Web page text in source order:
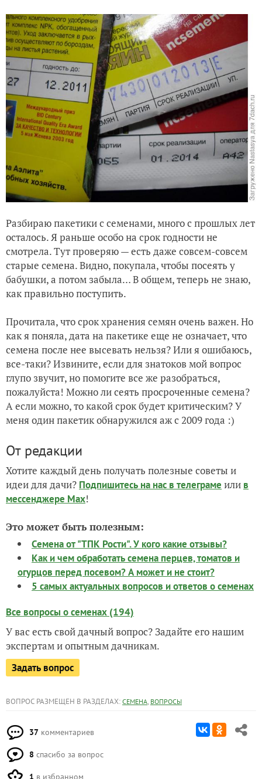
Разбираю пакетики с семенами, много с прошлых лет
осталось. Я раньше особо на срок годности не
смотрела. Тут проверяю — есть даже совсем-совсем
старые семена. Видно, покупала, чтобы посеять у
бабушки, а потом забыла… В общем, теперь не знаю,
как правильно поступить.
Прочитала, что срок хранения семян очень важен. Но
как я поняла, дата на пакетике еще не означает, что
семена после нее высевать нельзя? Или я ошибаюсь,
все-таки? Извините, если для знатоков мой вопрос
глупо звучит, но помогите все же разобраться,
пожалуйста! Можно ли сеять просроченные семена?
А если можно, то какой срок будет критическим? У
меня один пакетик обнаружился аж с 2009 года :)
От редакции
Хотите каждый день получать полезные советы и
идеи для дачи? Подпишитесь на нас в телеграме или в
мессенджере Max!
Это может быть полезным:
Семена от "ТПК Рости". У кого какие отзывы?
Как и чем обработать семена перцев, томатов и
огурцов перед посевом? А может и не стоит?
5 самых актуальных вопросов и ответов о семенах
Все вопросы о семенах (194)
У вас есть свой дачный вопрос? Задайте его нашим
экспертам и опытным дачникам.
Задать вопрос
ВОПРОС РАЗМЕЩЕН В РАЗДЕЛАХ: СЕМЕНА, ВОПРОСЫ
37 комментариев
8 спасибо за вопрос
1 в избранном